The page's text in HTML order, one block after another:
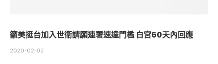
籲美挺台加入世衛請願連署速達門檻 白宮60天內回應
2020-02-02